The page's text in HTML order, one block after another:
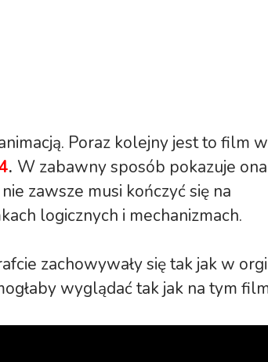
Poraz kolejny jest to film
. W zabawny sposób pokazuje
zawsze musi kończyć się na
logicznych i mechanizmach.
zachowywały się tak jak w
wyglądać tak jak na tym